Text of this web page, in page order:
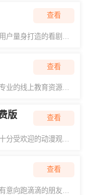
身打造的看剧软件，...
查看
线上教育资源销售平...
查看
版
欢迎的动漫观看平台...
查看
跑滴滴的朋友打造的...
查看